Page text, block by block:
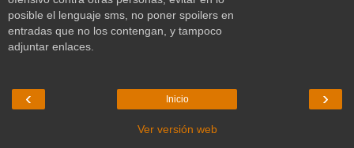
posible el lenguaje sms, no poner spoilers en
entradas que no los contengan, y tampoco
adjuntar enlaces.
‹ ›
Inicio
Ver versión web